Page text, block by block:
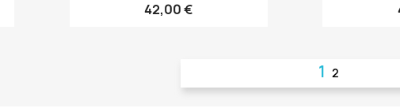
42,00 €
12